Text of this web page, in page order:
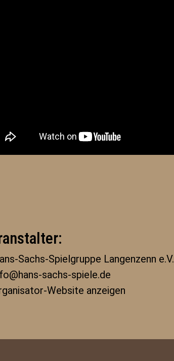
Sachs-Spielgruppe Langenzenn e.V.
sachs-spiele.de
Website anzeigen